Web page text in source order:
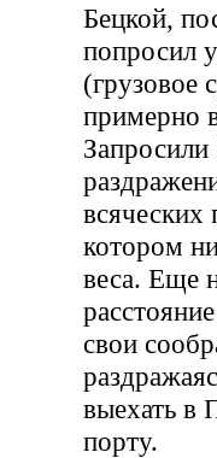
Бецкой,
попросил
(грузовое
примерно
всяческих
котором
веса. Еще
свои
выехать в
порту.